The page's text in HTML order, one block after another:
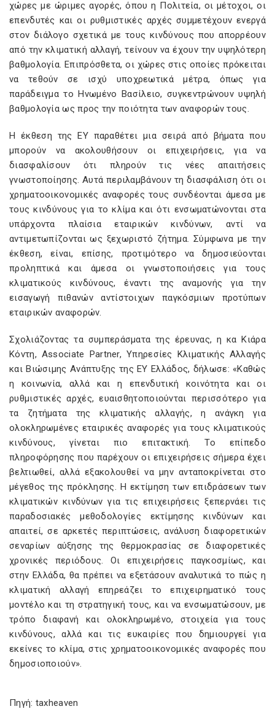
χώρες με ώριμες αγορές, όπου η Πολιτεία, οι μέτοχοι, οι
επενδυτές και οι ρυθμιστικές αρχές συμμετέχουν ενεργά
στον διάλογο σχετικά με τους κινδύνους που απορρέουν
από την κλιματική αλλαγή, τείνουν να έχουν την υψηλότερη
βαθμολογία. Επιπρόσθετα, οι χώρες στις οποίες πρόκειται
να τεθούν σε ισχύ υποχρεωτικά μέτρα, όπως για
παράδειγμα το Ηνωμένο Βασίλειο, συγκεντρώνουν υψηλή
βαθμολογία ως προς την ποιότητα των αναφορών τους.
Η έκθεση της EY παραθέτει μια σειρά από βήματα που
μπορούν να ακολουθήσουν οι επιχειρήσεις, για να
διασφαλίσουν ότι πληρούν τις νέες απαιτήσεις
γνωστοποίησης. Αυτά περιλαμβάνουν τη διασφάλιση ότι οι
χρηματοοικονομικές αναφορές τους συνδέονται άμεσα με
τους κινδύνους για το κλίμα και ότι ενσωματώνονται στα
υπάρχοντα πλαίσια εταιρικών κινδύνων, αντί να
αντιμετωπίζονται ως ξεχωριστό ζήτημα. Σύμφωνα με την
έκθεση, είναι, επίσης, προτιμότερο να δημοσιεύονται
προληπτικά και άμεσα οι γνωστοποιήσεις για τους
κλιματικούς κινδύνους, έναντι της αναμονής για την
εισαγωγή πιθανών αντίστοιχων παγκόσμιων προτύπων
εταιρικών αναφορών.
Σχολιάζοντας τα συμπεράσματα της έρευνας, η κα Κιάρα
Κόντη, Associate Partner, Υπηρεσίες Κλιματικής Αλλαγής
και Βιώσιμης Ανάπτυξης της ΕΥ Ελλάδος, δήλωσε: «Καθώς
η κοινωνία, αλλά και η επενδυτική κοινότητα και οι
ρυθμιστικές αρχές, ευαισθητοποιούνται περισσότερο για
τα ζητήματα της κλιματικής αλλαγής, η ανάγκη για
ολοκληρωμένες εταιρικές αναφορές για τους κλιματικούς
κινδύνους, γίνεται πιο επιτακτική. Το επίπεδο
πληροφόρησης που παρέχουν οι επιχειρήσεις σήμερα έχει
βελτιωθεί, αλλά εξακολουθεί να μην ανταποκρίνεται στο
μέγεθος της πρόκλησης. Η εκτίμηση των επιδράσεων των
κλιματικών κινδύνων για τις επιχειρήσεις ξεπερνάει τις
παραδοσιακές μεθοδολογίες εκτίμησης κινδύνων και
απαιτεί, σε αρκετές περιπτώσεις, ανάλυση διαφορετικών
σεναρίων αύξησης της θερμοκρασίας σε διαφορετικές
χρονικές περιόδους. Οι επιχειρήσεις παγκοσμίως, και
στην Ελλάδα, θα πρέπει να εξετάσουν αναλυτικά το πώς η
κλιματική αλλαγή επηρεάζει το επιχειρηματικό τους
μοντέλο και τη στρατηγική τους, και να ενσωματώσουν, με
τρόπο διαφανή και ολοκληρωμένο, στοιχεία για τους
κινδύνους, αλλά και τις ευκαιρίες που δημιουργεί για
εκείνες το κλίμα, στις χρηματοοικονομικές αναφορές που
δημοσιοποιούν».
Πηγή: taxheaven